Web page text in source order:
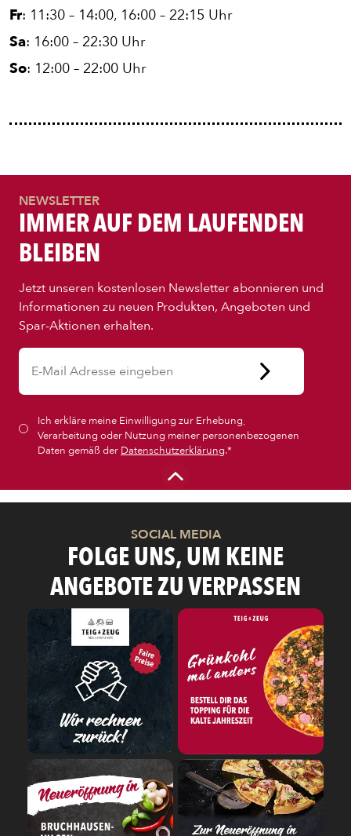
Fr: 11:30 – 14:00, 16:00 – 22:15 Uhr
Sa: 16:00 – 22:30 Uhr
So: 12:00 – 22:00 Uhr
Ich erkläre meine Einwilligung zur Erhebung,
Verarbeitung oder Nutzung meiner personenbezogenen
Daten gemäß der Datenschutzerklärung.*
NEWSLETTER
IMMER AUF DEM LAUFENDEN
BLEIBEN
Jetzt unseren kostenlosen Newsletter abonnieren und
Informationen zu neuen Produkten, Angeboten und
Spar-Aktionen erhalten.
SOCIAL MEDIA
FOLGE UNS, UM KEINE
ANGEBOTE ZU VERPASSEN